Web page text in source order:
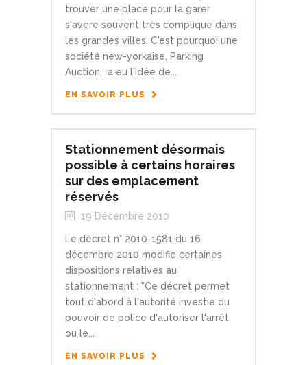
trouver une place pour la garer
s'avère souvent très compliqué dans
les grandes villes. C'est pourquoi une
société new-yorkaise, Parking
Auction, a eu l'idée de...
EN SAVOIR PLUS
Stationnement désormais
possible à certains horaires
sur des emplacement
réservés
19 Décembre 2010
Le décret n° 2010-1581 du 16
décembre 2010 modifie certaines
dispositions relatives au
stationnement : "Ce décret permet
tout d'abord à l'autorité investie du
pouvoir de police d'autoriser l'arrêt
ou le...
EN SAVOIR PLUS